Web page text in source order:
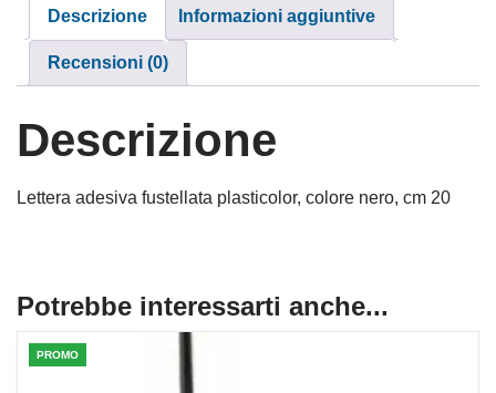
Descrizione Informazioni aggiuntive
Recensioni (0)
Descrizione
Lettera adesiva fustellata plasticolor, colore nero, cm 20
Potrebbe interessarti anche...
PROMO